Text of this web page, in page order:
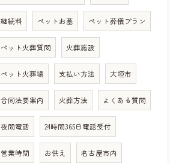
継続料 ペットお墓 ペット葬儀プラン
ペット火葬質問 火葬施設
ペット火葬場 支払い方法 大垣市
合同法要案内 火葬方法 よくある質問
夜間電話 24時間365日電話受付
営業時間 お供え 名古屋市内